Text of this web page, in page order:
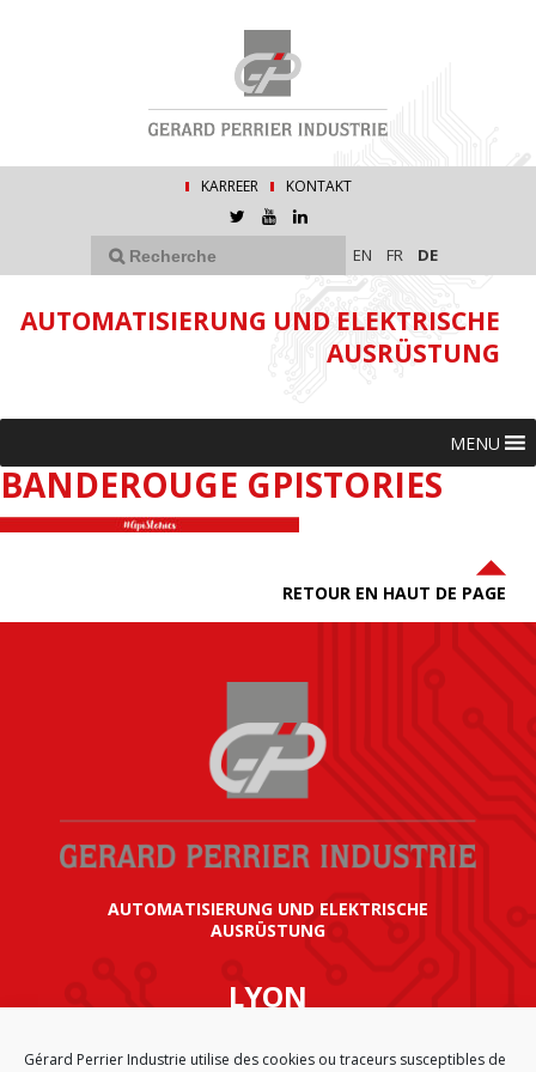
Gérard Perrier Industrie utilise des cookies ou traceurs susceptibles de
KARREER KONTAKT
EN FR DE
AUTOMATISIERUNG UND ELEKTRISCHE
AUSRÜSTUNG
MENU
BANDEROUGE GPISTORIES
RETOUR EN HAUT DE PAGE
AUTOMATISIERUNG UND ELEKTRISCHE
AUSRÜSTUNG
LYON
AIRPARC – 160 rue de Norvège